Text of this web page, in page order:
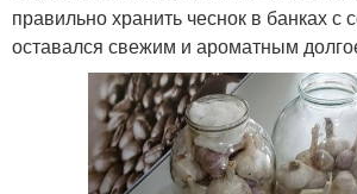
правильно хранить чеснок в банках с
оставался свежим и ароматным